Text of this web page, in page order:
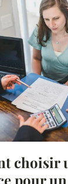
choisir
pour